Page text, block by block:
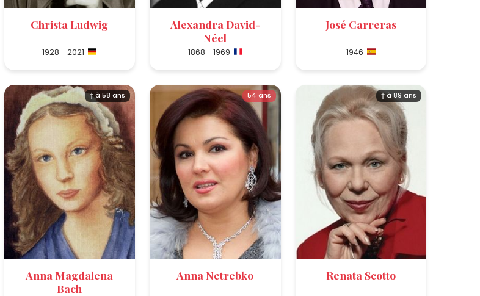
Christa Ludwig
1928 - 2021
Alexandra David-
Néel
1868 - 1969
José Carreras
1946
† à 58 ans
Anna Magdalena
Bach
54 ans
Anna Netrebko
† à 89 ans
Renata Scotto